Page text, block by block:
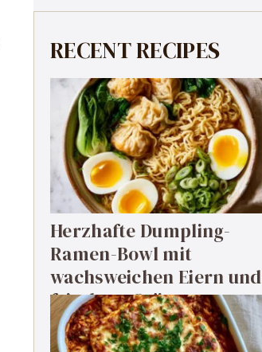
RECENT RECIPES
Herzhafte Dumpling-
Ramen-Bowl mit
wachsweichen Eiern und
frischem Grün